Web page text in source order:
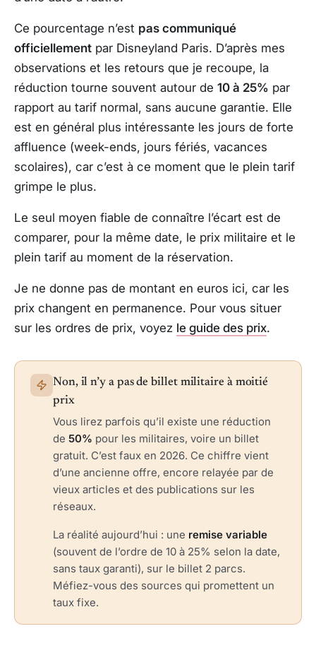
Ce pourcentage n’est pas communiqué
officiellement par Disneyland Paris. D’après mes
observations et les retours que je recoupe, la
réduction tourne souvent autour de 10 à 25% par
rapport au tarif normal, sans aucune garantie. Elle
est en général plus intéressante les jours de forte
affluence (week-ends, jours fériés, vacances
scolaires), car c’est à ce moment que le plein tarif
grimpe le plus.
Le seul moyen fiable de connaître l’écart est de
comparer, pour la même date, le prix militaire et le
plein tarif au moment de la réservation.
Je ne donne pas de montant en euros ici, car les
prix changent en permanence. Pour vous situer
sur les ordres de prix, voyez le guide des prix.
Non, il n’y a pas de billet militaire à moitié
prix
Vous lirez parfois qu’il existe une réduction
de 50% pour les militaires, voire un billet
gratuit. C’est faux en 2026. Ce chiffre vient
d’une ancienne offre, encore relayée par de
vieux articles et des publications sur les
réseaux.
La réalité aujourd’hui : une remise variable
(souvent de l’ordre de 10 à 25% selon la date,
sans taux garanti), sur le billet 2 parcs.
Méfiez-vous des sources qui promettent un
taux fixe.